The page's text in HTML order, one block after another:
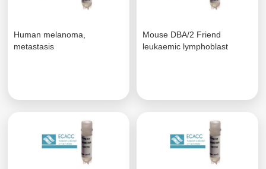
Human melanoma,
metastasis
Mouse DBA/2 Friend
leukaemic lymphoblast